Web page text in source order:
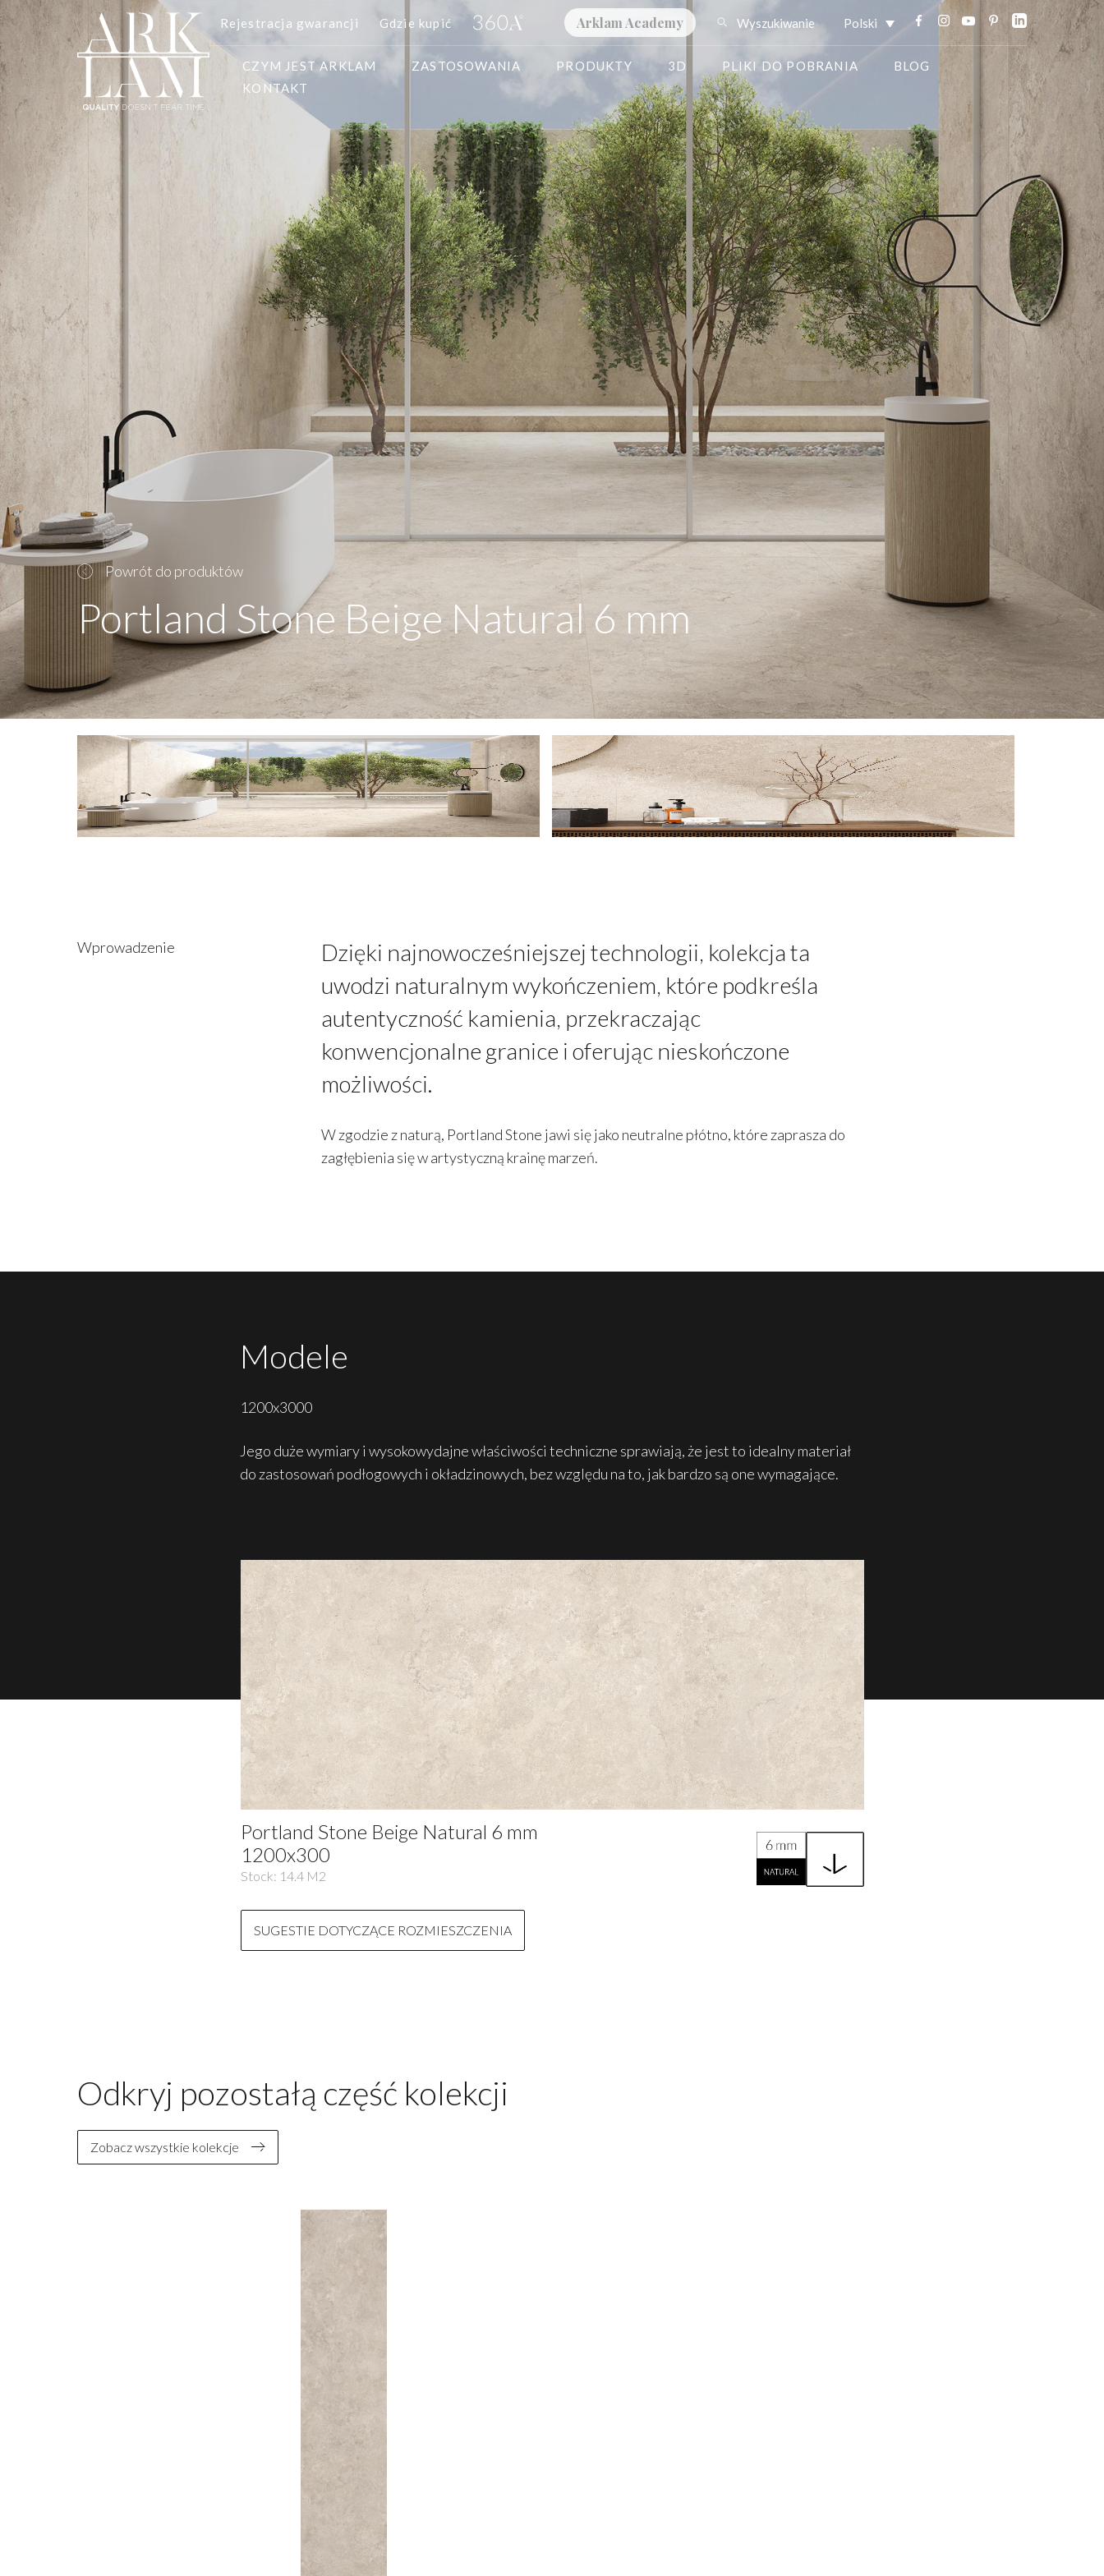
Rejestracja gwarancji Gdzie kupić Arklam Academy Wyszukiwanie Polski
CZYM JEST ARKLAM ZASTOSOWANIA PRODUKTY 3D PLIKI DO POBRANIA
BLOG
KONTAKT
Powrót do produktów
Portland Stone Beige Natural 6 mm
Wprowadzenie
Dzięki najnowocześniejszej technologii, kolekcja ta
uwodzi naturalnym wykończeniem, które podkreśla
autentyczność kamienia, przekraczając
konwencjonalne granice i oferując nieskończone
możliwości.
W zgodzie z naturą, Portland Stone jawi się jako neutralne płótno, które zaprasza do
zagłębienia się w artystyczną krainę marzeń.
Modele
1200x3000
Jego duże wymiary i wysokowydajne właściwości techniczne sprawiają, że jest to idealny materiał
do zastosowań podłogowych i okładzinowych, bez względu na to, jak bardzo są one wymagające.
Portland Stone Beige Natural 6 mm
1200x300
Stock: 14.4M2
SUGESTIE DOTYCZĄCE ROZMIESZCZENIA
Odkryj pozostałą część kolekcji
Zobacz wszystkie kolekcje